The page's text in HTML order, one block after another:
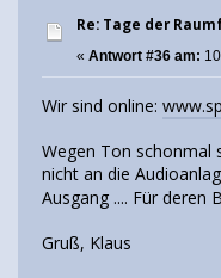
Re: Tage der
« Antwort #36 am:
Wir sind online:
Wegen Ton schonmal
nicht an die
Ausgang .... Für deren
Gruß, Klaus